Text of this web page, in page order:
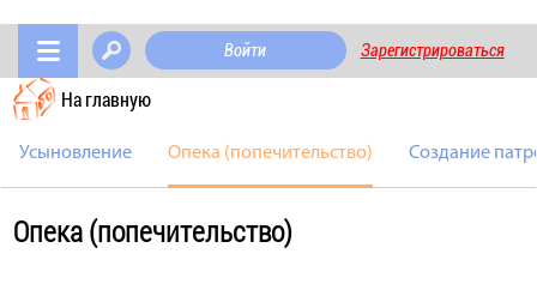
Войти Зарегистрироваться
На главную
Усыновление Опека (попечительство) Создание
Опека (попечительство)